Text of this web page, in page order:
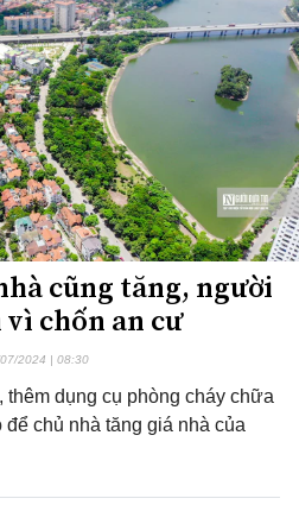
cũng tăng, người
chốn an cư
2024 | 08:30
dụng cụ phòng cháy chữa
chủ nhà tăng giá nhà của